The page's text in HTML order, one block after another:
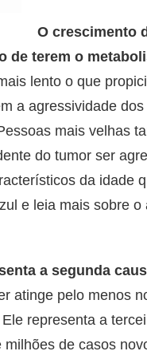
O crescimento
de terem o
lento o que
a agressividade
mais velhas
do tumor ser
da idade
e leia mais sobre o
a segunda
atinge pelo menos
representa a
de casos